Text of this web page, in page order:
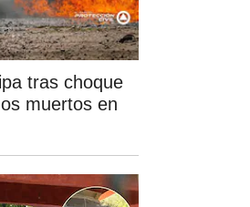
tras choque
muertos en